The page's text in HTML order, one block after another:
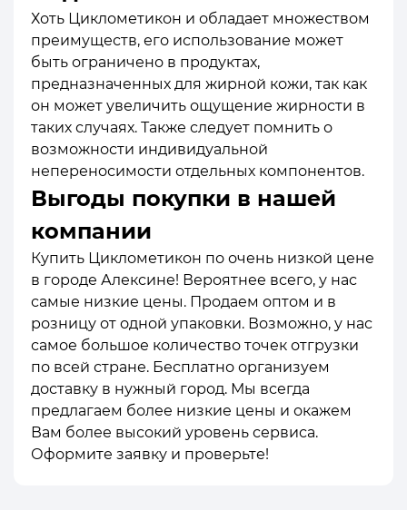
Хоть Циклометикон и обладает множеством
преимуществ, его использование может
быть ограничено в продуктах,
предназначенных для жирной кожи, так как
он может увеличить ощущение жирности в
таких случаях. Также следует помнить о
возможности индивидуальной
непереносимости отдельных компонентов.
Выгоды покупки в нашей
компании
Купить Циклометикон по очень низкой цене
в городе Алексине! Вероятнее всего, у нас
самые низкие цены. Продаем оптом и в
розницу от одной упаковки. Возможно, у нас
самое большое количество точек отгрузки
по всей стране. Бесплатно организуем
доставку в нужный город. Мы всегда
предлагаем более низкие цены и окажем
Вам более высокий уровень сервиса.
Оформите заявку и проверьте!